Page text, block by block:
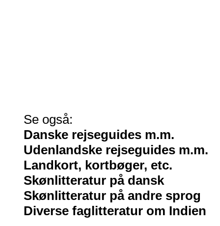
Se også:
Danske rejseguides m.m.
Udenlandske rejseguides m.m.
Landkort, kortbøger, etc.
Skønlitteratur på dansk
Skønlitteratur på andre sprog
Diverse faglitteratur om Indien